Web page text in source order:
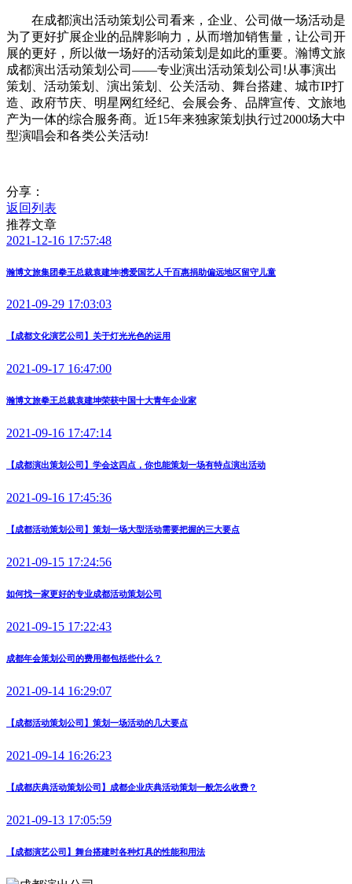
在成都演出活动策划公司看来，企业、公司做一场活动是
为了更好扩展企业的品牌影响力，从而增加销售量，让公司开
展的更好，所以做一场好的活动策划是如此的重要。瀚博文旅
成都演出活动策划公司——专业演出活动策划公司!从事演出
策划、活动策划、演出策划、公关活动、舞台搭建、城市IP打
造、政府节庆、明星网红经纪、会展会务、品牌宣传、文旅地
产为一体的综合服务商。近15年来独家策划执行过2000场大中
型演唱会和各类公关活动!
分享：
返回列表
推荐文章
2021-12-16 17:57:48
瀚博文旅集团拳王总裁袁建坤|携爱国艺人千百惠捐助偏远地区留守儿童
2021-09-29 17:03:03
【成都文化演艺公司】关于灯光光色的运用
2021-09-17 16:47:00
瀚博文旅拳王总裁袁建坤荣获中国十大青年企业家
2021-09-16 17:47:14
【成都演出策划公司】学会这四点，你也能策划一场有特点演出活动
2021-09-16 17:45:36
【成都活动策划公司】策划一场大型活动需要把握的三大要点
2021-09-15 17:24:56
如何找一家更好的专业成都活动策划公司
2021-09-15 17:22:43
成都年会策划公司的费用都包括些什么？
2021-09-14 16:29:07
【成都活动策划公司】策划一场活动的几大要点
2021-09-14 16:26:23
【成都庆典活动策划公司】成都企业庆典活动策划一般怎么收费？
2021-09-13 17:05:59
【成都演艺公司】舞台搭建时各种灯具的性能和用法